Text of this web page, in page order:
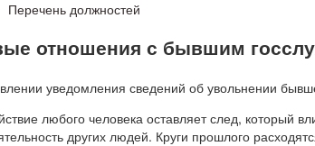
Перечень должностей
отношения с бывшим
любого человека оставляет след, который
других людей. Круги прошлого